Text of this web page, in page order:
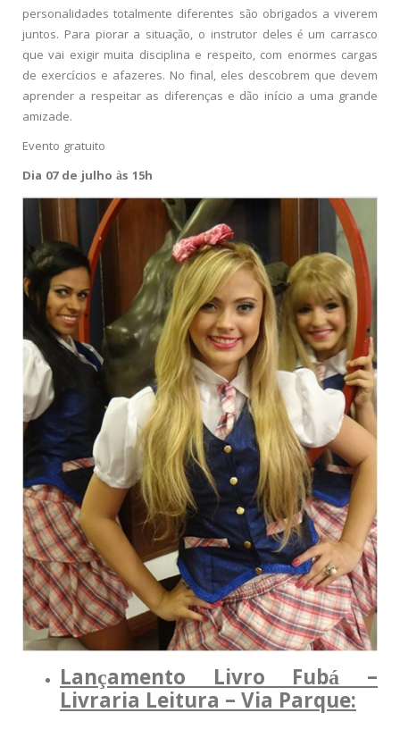
personalidades totalmente diferentes são obrigados a viverem
juntos. Para piorar a situação, o instrutor deles é um carrasco
que vai exigir muita disciplina e respeito, com enormes cargas
de exercícios e afazeres. No final, eles descobrem que devem
aprender a respeitar as diferenças e dão início a uma grande
amizade.
Evento gratuito
Dia 07 de julho às 15h
Lançamento Livro Fubá –
Livraria Leitura – Via Parque: